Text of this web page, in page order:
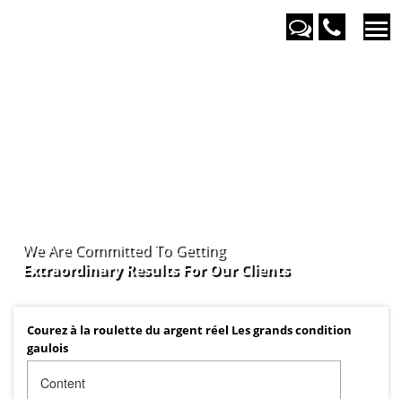
We Are Committed To Getting
Extraordinary Results For Our Clients
Courez à la roulette du argent réel Les grands condition
gaulois
Content